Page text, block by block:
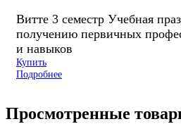
Витте 3 семестр Учебная
получению первичных
и навыков
Купить
Подробнее
Просмотренные